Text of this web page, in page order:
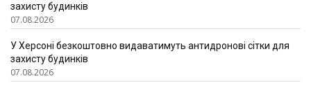
захисту будинків
07.08.2026
У Херсоні безкоштовно видаватимуть антидронові сітки для
захисту будинків
07.08.2026